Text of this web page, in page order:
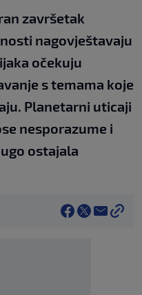
završetak
nagovještavaju
očekuju
s temama koje
Planetarni uticaji
nesporazume i
ostajala